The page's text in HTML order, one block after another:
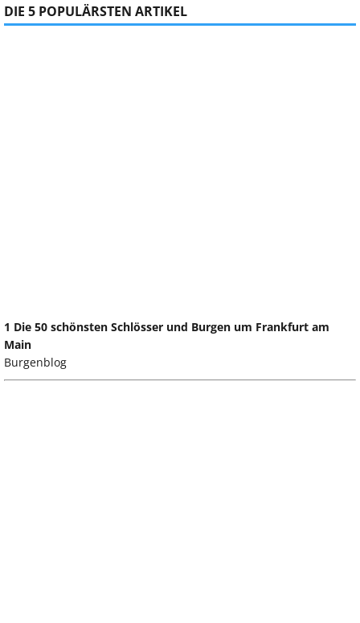
DIE 5 POPULÄRSTEN ARTIKEL
1 Die 50 schönsten Schlösser und Burgen um Frankfurt am
Main
Burgenblog